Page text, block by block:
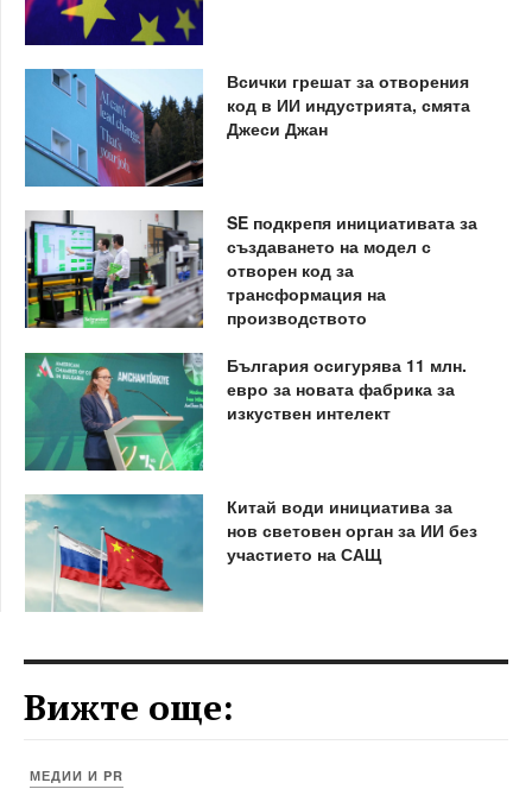
Всички грешат за отворения
код в ИИ индустрията, смята
Джеси Джан
SE подкрепя инициативата за
създаването на модел с
отворен код за
трансформация на
производството
България осигурява 11 млн.
евро за новата фабрика за
изкуствен интелект
Китай води инициатива за
нов световен орган за ИИ без
участието на САЩ
Вижте още:
МЕДИИ И PR